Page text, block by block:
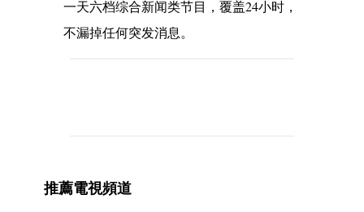
一天六档综合新闻类节目，覆盖24小时，
不漏掉任何突发消息。
n
推薦電視頻道